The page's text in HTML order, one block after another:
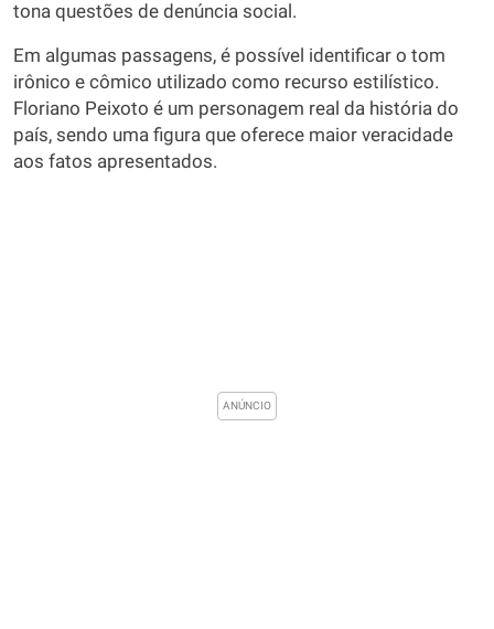
tona questões de denúncia social.
Em algumas passagens, é possível identificar o tom
irônico e cômico utilizado como recurso estilístico.
Floriano Peixoto é um personagem real da história do
país, sendo uma figura que oferece maior veracidade
aos fatos apresentados.